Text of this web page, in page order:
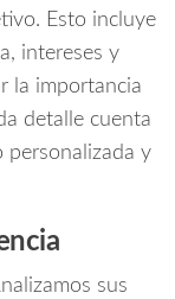
Esto incluye
intereses y
la importancia
detalle cuenta
personalizada y
sus